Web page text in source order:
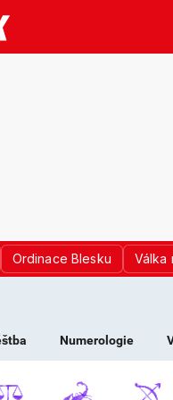
Ordinace Blesku Válka
Numerologie